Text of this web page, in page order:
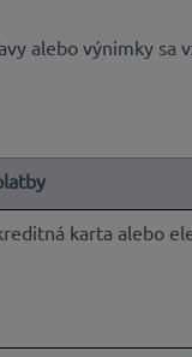
alebo výnimky sa
karta alebo